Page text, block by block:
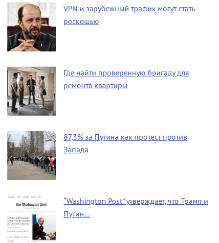
VPN и зарубежный трафик могут стать
роскошью
Где найти проверенную бригаду для
ремонта квартиры
87,3% за Путина как протест против
Запада
“Washington Post” утверждает, что Трамп и
Путин…